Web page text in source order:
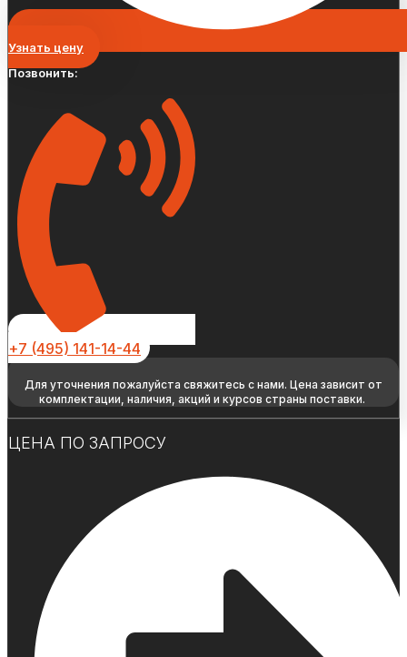
Узнать цену
Позвонить:
+7 (495) 141-14-44
Для уточнения пожалуйста свяжитесь с нами. Цена зависит от
комплектации, наличия, акций и курсов страны поставки.
ЦЕНА ПО ЗАПРОСУ